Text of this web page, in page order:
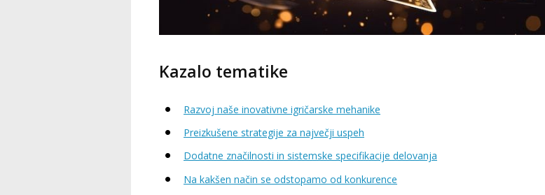
Kazalo tematike
Razvoj naše inovativne igričarske mehanike
Preizkušene strategije za največji uspeh
Dodatne značilnosti in sistemske specifikacije delovanja
Na kakšen način se odstopamo od konkurence